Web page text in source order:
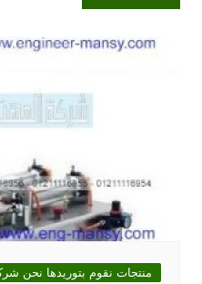
منتجات نقوم بتوريدها نحن